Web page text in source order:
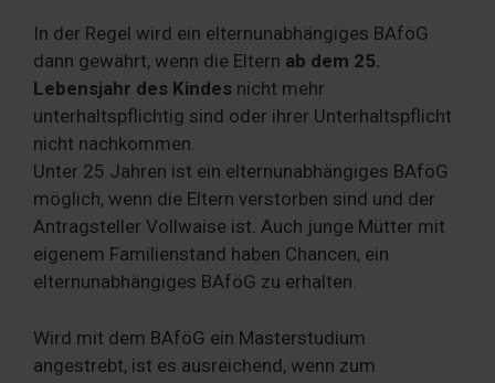
In der Regel wird ein elternunabhängiges BAföG
dann gewährt, wenn die Eltern ab dem 25.
Lebensjahr des Kindes nicht mehr
unterhaltspflichtig sind oder ihrer Unterhaltspflicht
nicht nachkommen.
Unter 25 Jahren ist ein elternunabhängiges BAföG
möglich, wenn die Eltern verstorben sind und der
Antragsteller Vollwaise ist. Auch junge Mütter mit
eigenem Familienstand haben Chancen, ein
elternunabhängiges BAföG zu erhalten.
Wird mit dem BAföG ein Masterstudium
angestrebt, ist es ausreichend, wenn zum